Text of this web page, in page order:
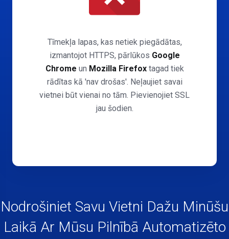
Tīmekļa lapas, kas netiek piegādātas,
izmantojot HTTPS, pārlūkos Google
Chrome un Mozilla Firefoxtagad tiek
rādītas kā 'nav drošas'. Neļaujiet savai
vietnei būt vienai no tām. Pievienojiet SSL
jau šodien.
Nodrošiniet Savu Vietni Dažu Minūšu
Laikā Ar Mūsu Pilnībā Automatizēto